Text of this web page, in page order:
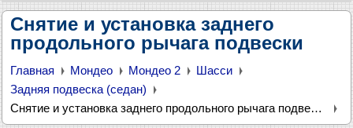
Снятие и установка заднего
продольного рычага подвески
Главная Мондео Мондео 2
Шасси
Задняя подвеска (седан)
Снятие и установка заднего продольного рычага подвески